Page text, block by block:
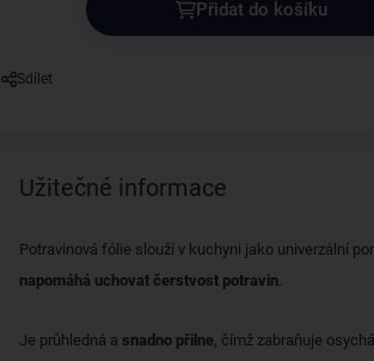
Přidat do košíku
Sdílet
Užitečné informace
Potravinová fólie slouží v kuchyni jako univerzální
napomáhá uchovat čerstvost potravin.
Je průhledná a snadno přilne, čímž zabraňuje